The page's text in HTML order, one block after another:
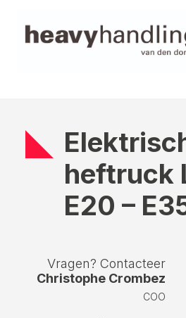
heftruck
E20 –
Vragen? Contacteer
Christophe Crombez
COO